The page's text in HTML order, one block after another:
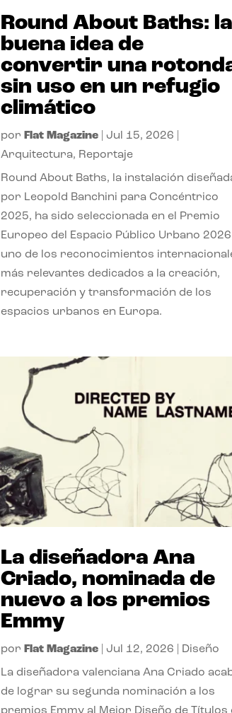
Round About Baths: la
buena idea de
convertir una
sin uso en un refugio
climático
por Flat Magazine| Jul 15, 2026
Arquitectura, Reportaje
Round About Baths, la instalación
por Leopold Banchini para Concéntrico
2025, ha sido seleccionada en el Premio
Europeo del Espacio Público Urbano
uno de los reconocimientos
más relevantes dedicados a la creación,
recuperación y transformación de los
espacios urbanos en Europa.
La diseñadora Ana
Criado, nominada de
nuevo a los premios
Emmy
por Flat Magazine| Jul 12, 2026 Diseño
La diseñadora valenciana Ana Criado
de lograr su segunda nominación a los
premios Emmy al Mejor Diseño de Títulos